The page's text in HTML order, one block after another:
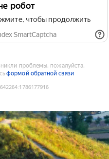
не робот
чтобы продолжить
SmartCaptcha
проблемы, пожалуйста,
формой обратной связи
:1786177916